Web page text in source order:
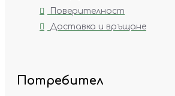
Поверителност
Доставка и връщане
Потребител